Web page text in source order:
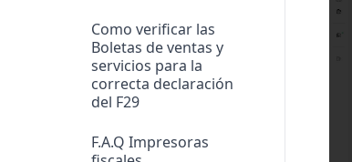
Como verificar las
Boletas de ventas y
servicios para la
correcta declaración
del F29
F.A.Q Impresoras